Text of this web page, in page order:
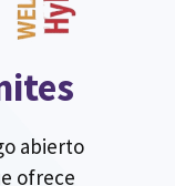
abierto
ofrece